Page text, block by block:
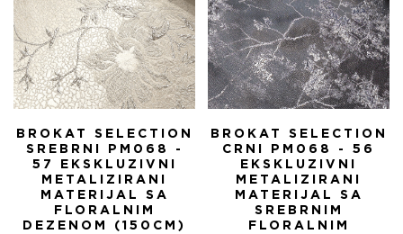
BROKAT SELECTION
SREBRNI PM068 -
57 EKSKLUZIVNI
METALIZIRANI
MATERIJAL SA
FLORALNIM
DEZENOM (150CM)
BROKAT SELECTION
CRNI PM068 - 56
EKSKLUZIVNI
METALIZIRANI
MATERIJAL SA
SREBRNIM
FLORALNIM